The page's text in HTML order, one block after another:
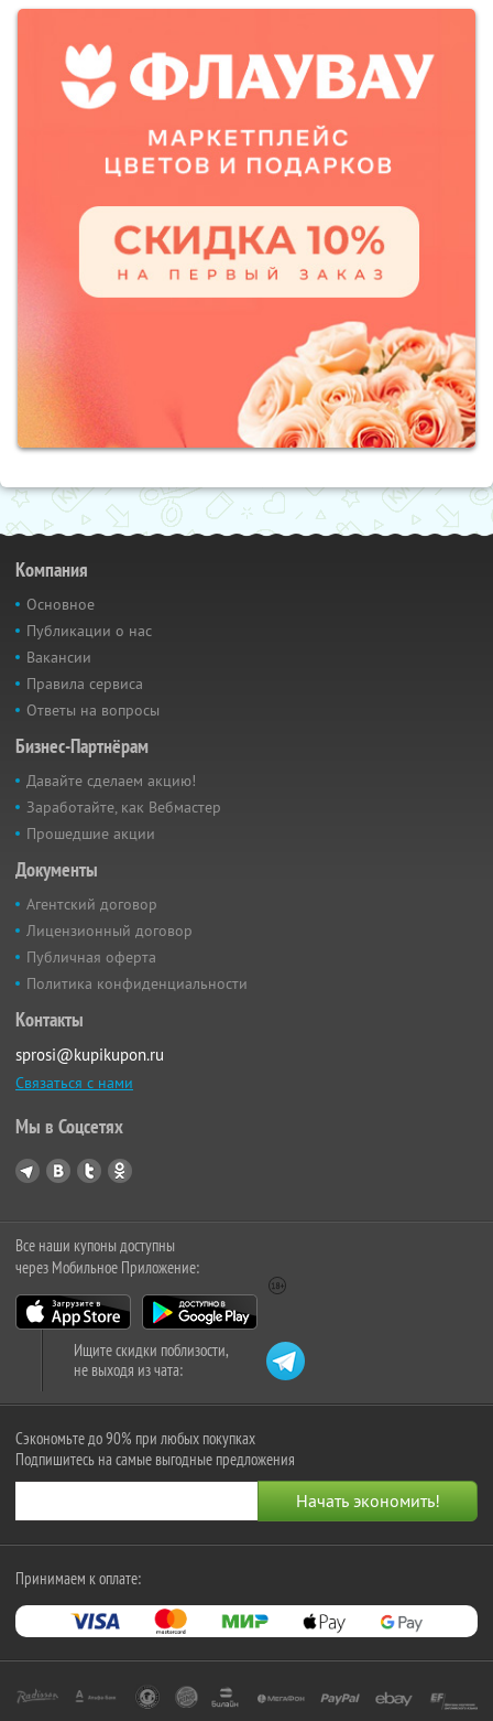
Компания
Основное
Публикации о нас
Вакансии
Правила сервиса
Ответы на вопросы
Бизнес-Партнёрам
Давайте сделаем акцию!
Заработайте, как Вебмастер
Прошедшие акции
Документы
Агентский договор
Лицензионный договор
Публичная оферта
Политика конфиденциальности
Контакты
sprosi@kupikupon.ru
Связаться с нами
Мы в Соцсетях
Все наши купоны доступны
через Мобильное Приложение:
Ищите скидки поблизости,
не выходя из чата:
Сэкономьте до 90% при любых покупках
Подпишитесь на самые выгодные предложения
Принимаем к оплате: